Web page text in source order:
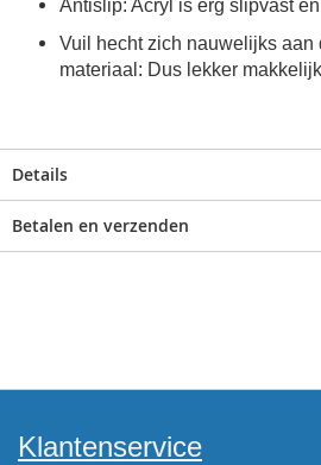
Antislip: Acryl is erg slipvast
Vuil hecht zich nauwelijks aan
materiaal: Dus lekker
Details
Betalen en verzenden
Klantenservice